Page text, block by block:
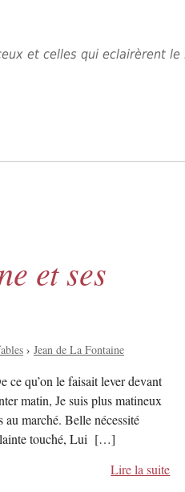
et celles qui eclairèrent le
et ses
›Jean de La Fontaine
ce qu’on le faisait lever devant
matin, Je suis plus matineux
marché. Belle nécessité
touché, Lui […]
Lire la suite